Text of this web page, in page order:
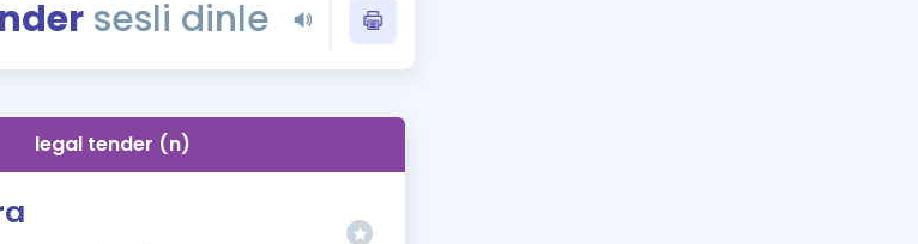
YDS - YÖKDİL Tüm Sınavlarla İlgili Haberler
İngilizce Gramer
sesli dinle
legal tender (n)